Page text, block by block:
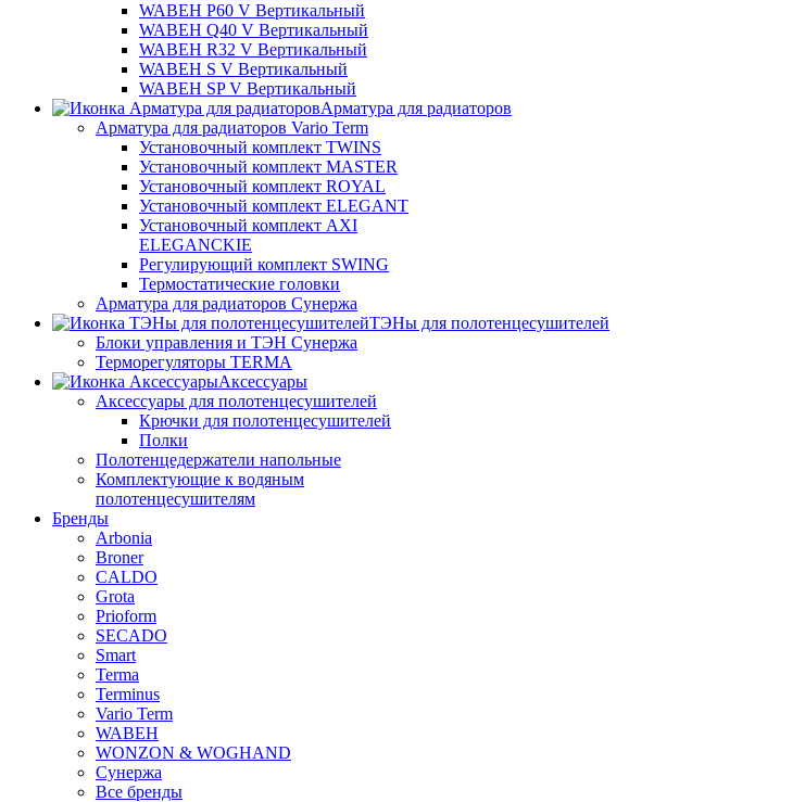
WABEH P60 V Вертикальный
WABEH Q40 V Вертикальный
WABEH R32 V Вертикальный
WABEH S V Вертикальный
WABEH SP V Вертикальный
Арматура для радиаторов
Арматура для радиаторов Vario Term
Установочный комплект TWINS
Установочный комплект MASTER
Установочный комплект ROYAL
Установочный комплект ELEGANT
Установочный комплект AXI
ELEGANCKIE
Регулирующий комплект SWING
Термостатические головки
Арматура для радиаторов Сунержа
ТЭНы для полотенцесушителей
Блоки управления и ТЭН Сунержа
Терморегуляторы TERMA
Аксессуары
Аксессуары для полотенцесушителей
Крючки для полотенцесушителей
Полки
Полотенцедержатели напольные
Комплектующие к водяным
полотенцесушителям
Бренды
Arbonia
Broner
CALDO
Grota
Prioform
SECADO
Smart
Terma
Terminus
Vario Term
WABEH
WONZON & WOGHAND
Сунержа
Все бренды